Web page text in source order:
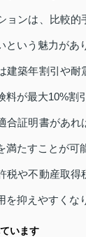
ョンは、比較
という魅力があ
建築年割引や耐
が最大10%割
合証明書があれ
満たすことが可
税や不動産取得
を抑えやすくな
います